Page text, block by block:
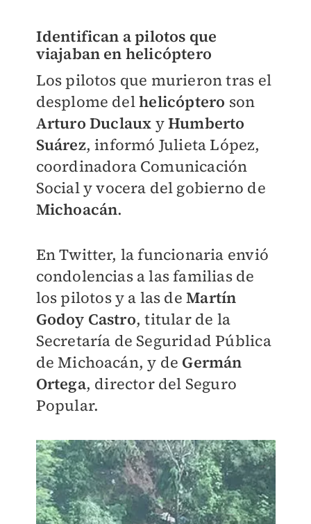
Identifican a pilotos que
viajaban en helicóptero
Los pilotos que murieron tras el
desplome delhelicóptero son
Arturo Duclaux yHumberto
Suárez, informó Julieta López,
coordinadora Comunicación
Social y vocera del gobierno de
Michoacán.
En Twitter, la funcionaria envió
condolencias a las familias de
los pilotos y a las deMartín
Godoy Castro, titular de la
Secretaría de Seguridad Pública
de Michoacán, y de Germán
Ortega, director del Seguro
Popular.